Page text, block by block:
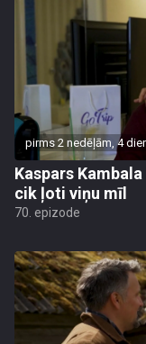
pirms 2 nedēļām, 4
Kaspars
cik ļoti viņu mīl
70. epizode